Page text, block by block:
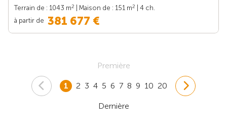
Terrain de : 1043 m2 | Maison de : 151 m2
| 4 ch.
à partir de 381 677 €
Première
1 2 3 4 5 6 7 8 9 10 20
Dernière